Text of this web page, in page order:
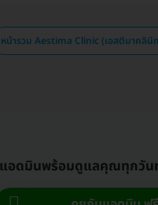
หน้ารวม Aestima Clinic (เอสติมาคลินิ
แอดมินพร้อมดูแลคุณทุกวัน